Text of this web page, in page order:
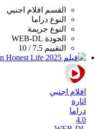
القسم
افلام اجنبي
النوع دراما
النوع جريمة
الجودة WEB-DL
التقييم 7.5 / 10
افلام اجنبي
اثارة
دراما
4.0